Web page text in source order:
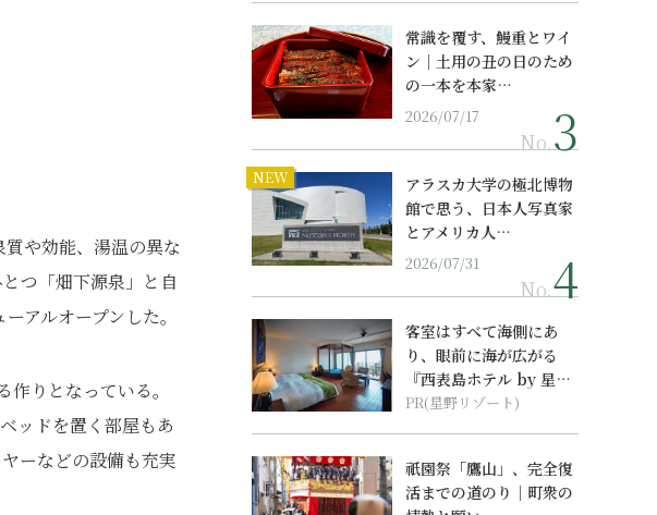
や効能、湯温の異な
つ「畑下源泉」と自
アルオープンした。
りとなっている。
ッドを置く部屋もあ
ーなどの設備も充実
常識を覆す、鰻重とワイ
ン｜土用の丑の日のため
の一本を本家…
2026/07/17
No.
NEW
アラスカ大学の極北博物
館で思う、日本人写真家
とアメリカ人…
2026/07/31
No.
客室はすべて海側にあ
り、眼前に海が広がる
『西表島ホテル by 星野
リゾート』
PR(星野リゾート)
祇園祭「鷹山」、完全復
活までの道のり｜町衆の